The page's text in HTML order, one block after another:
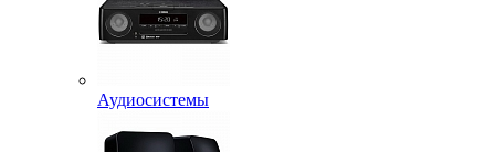
Аудиосистемы